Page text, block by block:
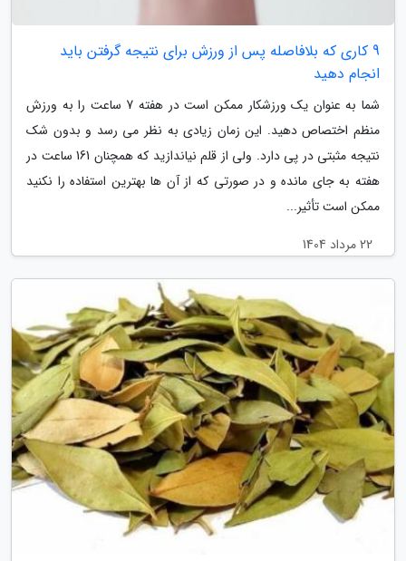
9 کاری که بلافاصله پس از ورزش برای نتیجه گرفتن باید
انجام دهید
شما به عنوان یک ورزشکار ممکن است در هفته 7 ساعت را به ورزش
منظم اختصاص دهید. این زمان زیادی به نظر می رسد و بدون شک
نتیجه مثبتی در پی دارد. ولی از قلم نیاندازید که همچنان 161 ساعت در
هفته به جای مانده و در صورتی که از آن ها بهترین استفاده را نکنید
ممکن است تأثیر...
22 مرداد 1404